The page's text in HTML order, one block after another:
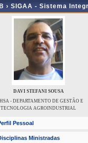
› SIGAA - Sistema
DAVI STEFANI SOUSA
- DEPARTAMENTO DE GESTÃO E
TECNOLOGIA AGROINDUSTRIAL
Pessoal
Ministradas